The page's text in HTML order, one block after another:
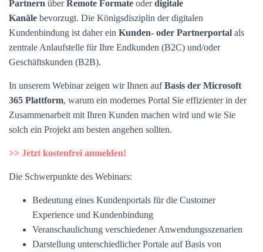
Partnern überRemote Formate oderdigitale
Kanäle bevorzugt. Die Königsdisziplin der digitalen
Kundenbindung ist daher ein Kunden- oder Partnerportal als
zentrale Anlaufstelle für Ihre Endkunden (B2C) und/oder
Geschäftskunden (B2B).
In unserem Webinar zeigen wir Ihnen aufBasis der Microsoft
365 Plattform, warum ein modernes Portal Sie effizienter in der
Zusammenarbeit mit Ihren Kunden machen wird und wie Sie
solch ein Projekt am besten angehen sollten.
>> Jetzt kostenfrei anmelden!
Die Schwerpunkte des Webinars:
Bedeutung eines Kundenportals für die Customer
Experience und Kundenbindung
Veranschaulichung verschiedener Anwendungsszenarien
Darstellung unterschiedlicher Portale auf Basis von